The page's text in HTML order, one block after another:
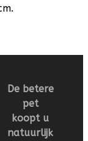
De betere
pet
koopt u
natuurlijk